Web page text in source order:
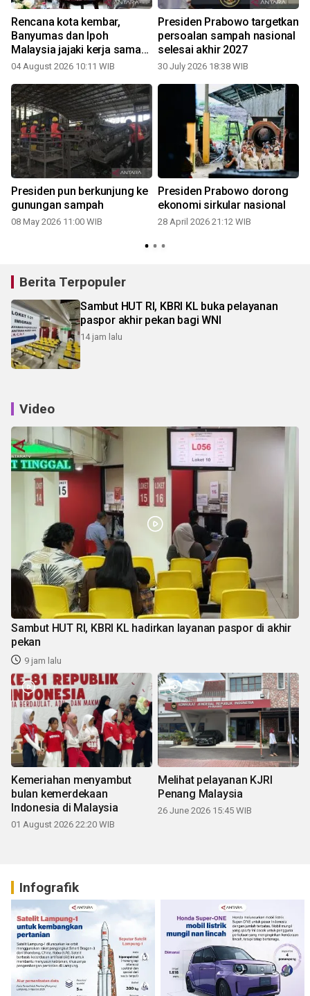
Rencana kota kembar,
Banyumas dan Ipoh
Malaysia jajaki kerja sama
kelola sampah
04 August 2026 10:11 WIB
Presiden Prabowo targetkan
persoalan sampah nasional
selesai akhir 2027
30 July 2026 18:38 WIB
Presiden pun berkunjung ke
gunungan sampah
08 May 2026 11:00 WIB
Presiden Prabowo dorong
ekonomi sirkular nasional
28 April 2026 21:12 WIB
Berita Terpopuler
Sambut HUT RI, KBRI KL buka pelayanan
paspor akhir pekan bagi WNI
14 jam lalu
Video
Sambut HUT RI, KBRI KL hadirkan layanan paspor di akhir
pekan
9 jam lalu
Kemeriahan menyambut
bulan kemerdekaan
Indonesia di Malaysia
01 August 2026 22:20 WIB
Melihat pelayanan KJRI
Penang Malaysia
26 June 2026 15:45 WIB
Infografik